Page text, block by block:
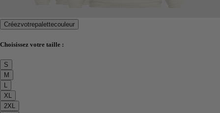
Créezvotrepalettecouleur
Choisissez votre taille :
S
M
L
XL
2XL